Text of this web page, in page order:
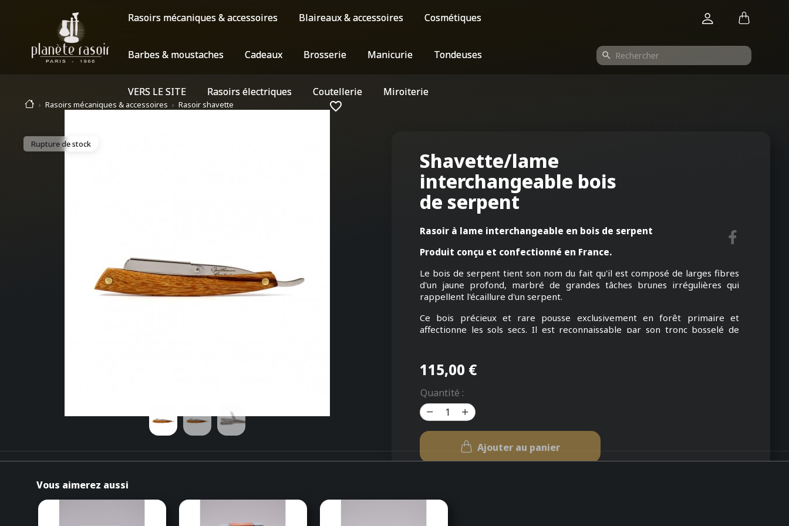
Rasoirs mécaniques & accessoires Blaireaux & accessoires Cosmétiques
Barbes & moustaches Cadeaux Brosserie Manicurie Tondeuses
VERS LE SITE Rasoirs électriques Coutellerie Miroiterie
search
Rasoirs mécaniques & accessoires Rasoir shavette
Rupture de stock
favorite_border
Shavette/lame
interchangeable bois
de serpent
Rasoir à lame interchangeable en bois de serpent
Produit conçu et confectionné en France.
Le bois de serpent tient son nom du fait qu'il est composé de larges fibres
d'un jaune profond, marbré de grandes tâches brunes irrégulières qui
rappellent l'écaillure d'un serpent.
Ce bois précieux et rare pousse exclusivement en forêt primaire et
affectionne les sols secs. Il est reconnaissable par son tronc bosselé de
Très singulier, il vous séduira pour une utilisation au quotidien. Le grain est
moyen et la maille très fine et très serrée n'est guère perceptible. Cette
Les lames adaptées à la shavette sont des lames du type lames Merkur et
Feather réservées habituellement au rasoir de sûreté. Vendues par paquet
de 10, celles-ci se présentent en lames plates rectangulaires avec deux
côtés coupants.
Pour les utiliser sur la shavette, il vous faudra casser cette lame en deux par
115,00 €
Quantité :
Ajouter au panier
Vous aimerez aussi